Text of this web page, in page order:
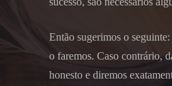
Então sugerimos o
o faremos. Caso contrário,
honesto e diremos